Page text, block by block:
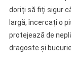
doriți să fiți sigur
largă, încercați o
protejează de
dragoste și